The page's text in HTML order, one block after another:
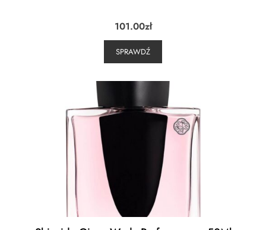
101.00zł
SPRAWDŹ